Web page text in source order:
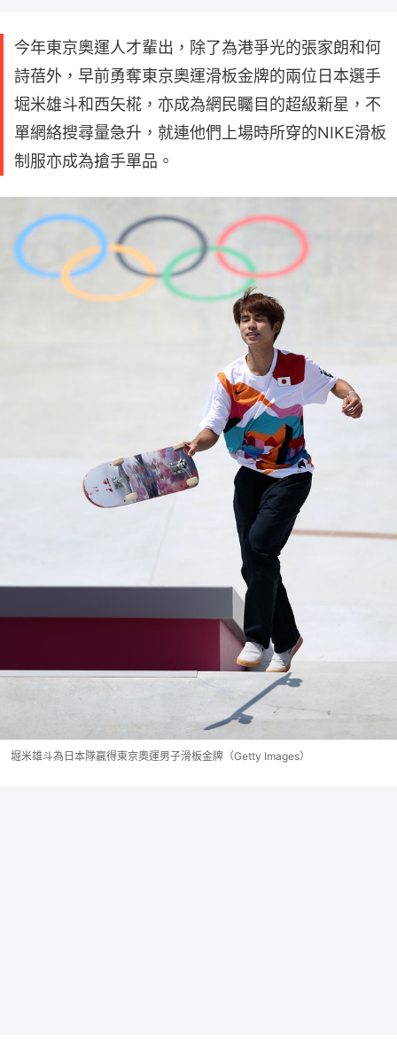
今年東京奧運人才輩出，除了為港爭光的張家朗和何
詩蓓外，早前勇奪東京奧運滑板金牌的兩位日本選手
堀米雄斗和西矢椛，亦成為網民矚目的超級新星，不
單網絡搜尋量急升，就連他們上場時所穿的NIKE滑板
制服亦成為搶手單品。
堀米雄斗為日本隊贏得東京奧運男子滑板金牌（Getty Images）